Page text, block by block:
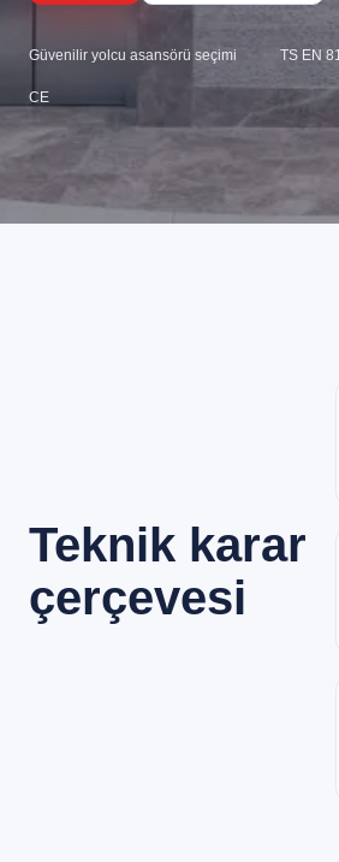
Güvenilir yolcu asansörü seçimi TS EN
CE
Teknik karar
çerçevesi